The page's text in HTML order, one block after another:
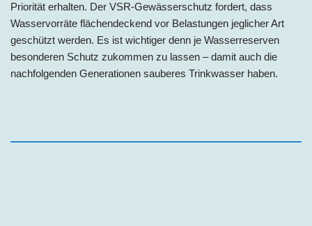
Priorität erhalten. Der VSR-Gewässerschutz fordert, dass
Wasservorräte flächendeckend vor Belastungen jeglicher Art
geschützt werden. Es ist wichtiger denn je Wasserreserven
besonderen Schutz zukommen zu lassen – damit auch die
nachfolgenden Generationen sauberes Trinkwasser haben.